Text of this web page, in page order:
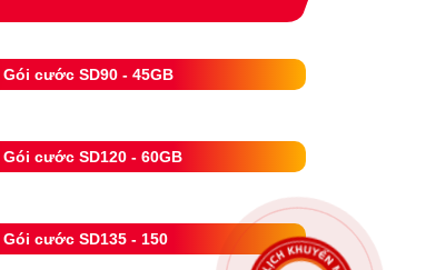
Gói cước SD90 - 45GB
Gói cước SD120 - 60GB
Gói cước SD135 - 150